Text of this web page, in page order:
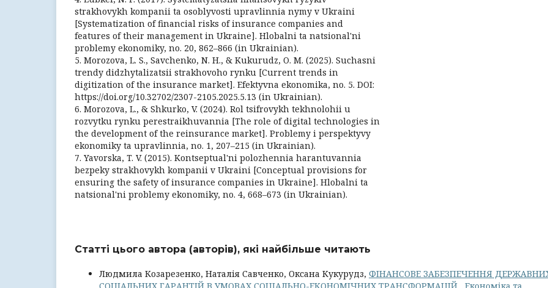
strakhovykh kompanii ta osoblyvosti upravlinnia nymy v Ukraini
[Systematization of financial risks of insurance companies and
features of their management in Ukraine]. Hlobalni ta natsional'ni
problemy ekonomiky, no. 20, 862–866 (in Ukrainian).
5. Morozova, L. S., Savchenko, N. H., & Kukurudz, O. M. (2025). Suchasni
trendy didzhytalizatsii strakhovoho rynku [Current trends in
digitization of the insurance market]. Efektyvna ekonomika, no. 5. DOI:
https://doi.org/10.32702/2307-2105.2025.5.13 (in Ukrainian).
6. Morozova, L., & Shkurko, V. (2024). Rol tsifrovykh tekhnolohii u
rozvytku rynku perestraikhuvannia [The role of digital technologies in
the development of the reinsurance market]. Problemy i perspektyvy
ekonomiky ta upravlinnia, no. 1, 207–215 (in Ukrainian).
7. Yavorska, T. V. (2015). Kontseptual'ni polozhennia harantuvannia
bezpeky strakhovykh kompanii v Ukraini [Conceptual provisions for
ensuring the safety of insurance companies in Ukraine]. Hlobalni ta
natsional'ni problemy ekonomiky, no. 4, 668–673 (in Ukrainian).
Статті цього автора (авторів), які найбільше читають
Людмила Козарезенко, Наталія Савченко, Оксана Кукурудз, ФІНАНСОВЕ ЗАБЕЗПЕЧЕННЯ
СОЦІАЛЬНИХ ГАРАНТІЙ В УМОВАХ СОЦІАЛЬНО-ЕКОНОМІЧНИХ ТРАНСФОРМАЦІЙ
Економіка та